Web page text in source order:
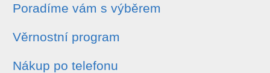
Poradíme vám s výběrem
Věrnostní program
Nákup po telefonu